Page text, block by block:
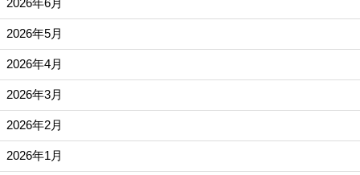
2026年6月
2026年5月
2026年4月
2026年3月
2026年2月
2026年1月